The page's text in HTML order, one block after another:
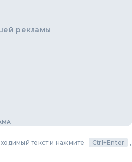
рекламы
текст и нажмите Ctrl+Enter
,